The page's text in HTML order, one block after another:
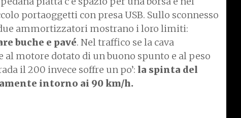
portaoggetti con presa USB. Sullo sconnesso
ammortizzatori mostrano i loro limiti:
buche e pavé. Nel traffico se la cava
al motore dotato di un buono spunto e al peso
il 200 invece soffre un po’: la spinta del
intorno ai 90 km/h.